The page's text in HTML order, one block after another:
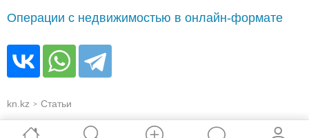
Операции с недвижимостью в онлайн-формате
kn.kz > Статьи